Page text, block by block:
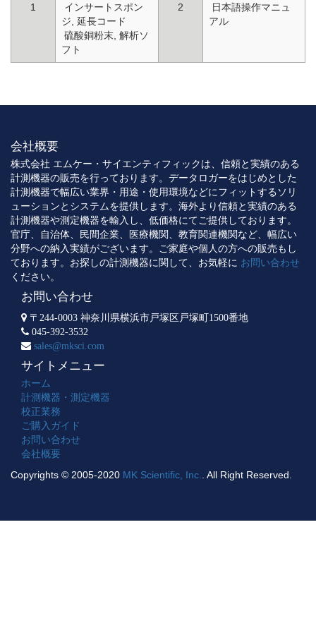
1
インサートスポン
ジ, 延長コード
硫酸銅粉末, 解析ソ
フト
2
日本語操作マニュ
アル
会社概要
株式会社 エムケー・サイエンティフィックは、信頼と実績のある
計測機器の販売を行っております。データロガーをはじめとした
計測機器で幅広い業界・用途・使用環境などにフィットするソリ
ューションとシステムを提供します。海外より信頼と実績のある
計測機器や測定機器を輸入し、低価格にてご提供しております。
官庁、自治体、民間企業、医療機関、教育関連機関など、幅広い
分野への納入実績がございます。ご家庭や個人の方への販売もし
ております。お探しの計測機器に関して、お気軽に お問い合わせ
ください。
お問い合わせ
〒244-0003 神奈川県横浜市戸塚区戸塚町1500番地
045-392-3532
sales@mksci.com
サイトメニュー
ホーム
計測機器・測定機器
校正業務
ご購入ガイド
お問い合わせ
会社概要
Copyrights © 2005-2020 MK Scientific, Inc. . All Right Reserved.